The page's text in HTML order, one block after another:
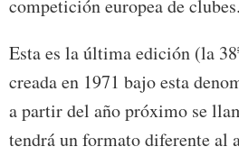
competición europea de clubes.
Esta es la última edición (la
creada en 1971 bajo esta
a partir del año próximo se
tendrá un formato diferente al